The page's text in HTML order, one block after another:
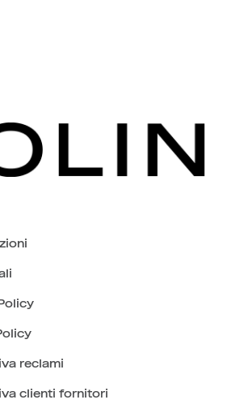
reclami
clienti fornitori